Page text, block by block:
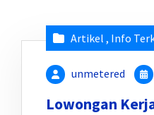
Artikel , Info
unmetered
Lowongan